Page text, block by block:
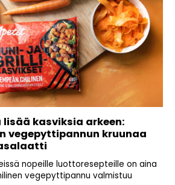
kasviksia arkeen:
vegepyttipannun kruunaa
nopeille luottoresepteille on aina
vegepyttipannu valmistuu